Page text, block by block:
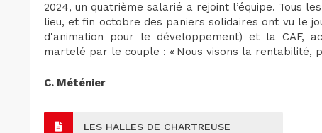
2024, un quatrième salarié a rejoint l’équipe. Tous
lieu, et fin octobre des paniers solidaires ont vu le
d'animation pour le développement) et la CAF,
martelé par le couple : « Nous visons la rentabilité,
C. Méténier
LES HALLES DE CHARTREUSE